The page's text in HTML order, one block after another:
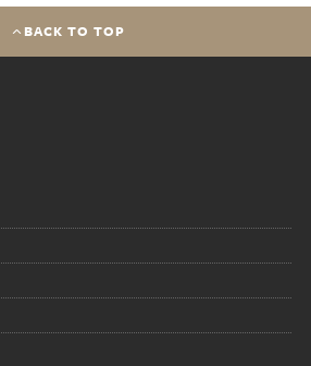
BACK TO TOP